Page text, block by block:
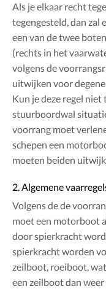
Als je elkaar recht
tegengesteld, dan zal
een van de twee
(rechts in het
volgens de
uitwijken voor
Kun je deze regel niet
stuurboordwal
voorrang moet
schepen een
moeten beiden
2. Algemene
Volgens de de
moet een motorboot
door spierkracht
spierkracht worden
zeilboot, roeiboot,
een zeilboot dan